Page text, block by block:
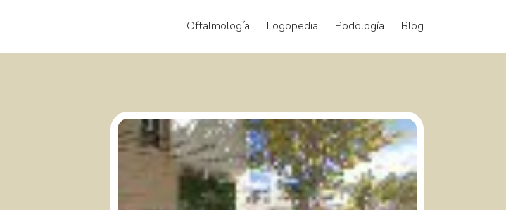
Oftalmología Logopedia Podología Blog